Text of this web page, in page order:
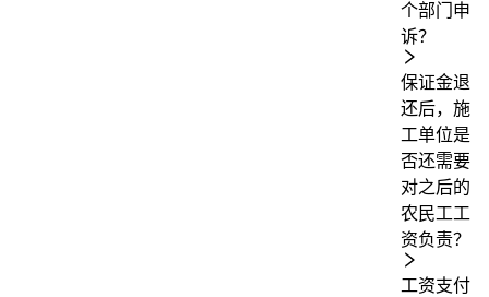
个部门申
诉？
保证金退
还后，施
工单位是
否还需要
对之后的
农民工工
资负责？
工资支付